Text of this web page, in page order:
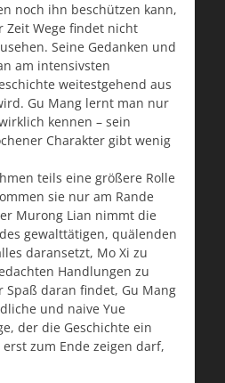
noch ihn beschützen kann,
Zeit Wege findet nicht
Seine Gedanken und
am intensivsten
weitestgehend aus
Gu Mang lernt man nur
kennen – sein
Charakter gibt wenig
teils eine größere Rolle
sie nur am Rande
Murong Lian nimmt die
gewalttätigen, quälenden
daransetzt, Mo Xi zu
Handlungen zu
daran findet, Gu Mang
und naive Yue
der die Geschichte ein
zum Ende zeigen darf,